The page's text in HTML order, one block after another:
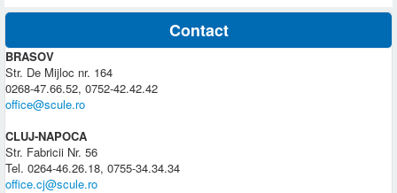
Contact
BRASOV
Str. De Mijloc nr. 164
0268-47.66.52, 0752-42.42.42
office@scule.ro
CLUJ-NAPOCA
Str. Fabricii Nr. 56
Tel. 0264-46.26.18, 0755-34.34.34
office.cj@scule.ro